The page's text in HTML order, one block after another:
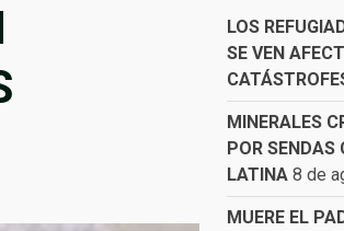
LOS
SE VEN
MINERALES
POR SENDAS
LATINA 8 de
MUERE EL